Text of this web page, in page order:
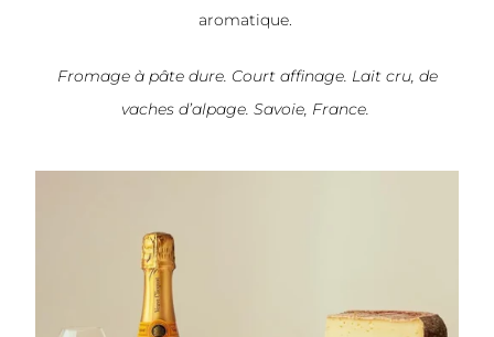
aromatique.
Fromage à pâte dure. Court affinage. Lait cru, de
vaches d’alpage. Savoie, France.